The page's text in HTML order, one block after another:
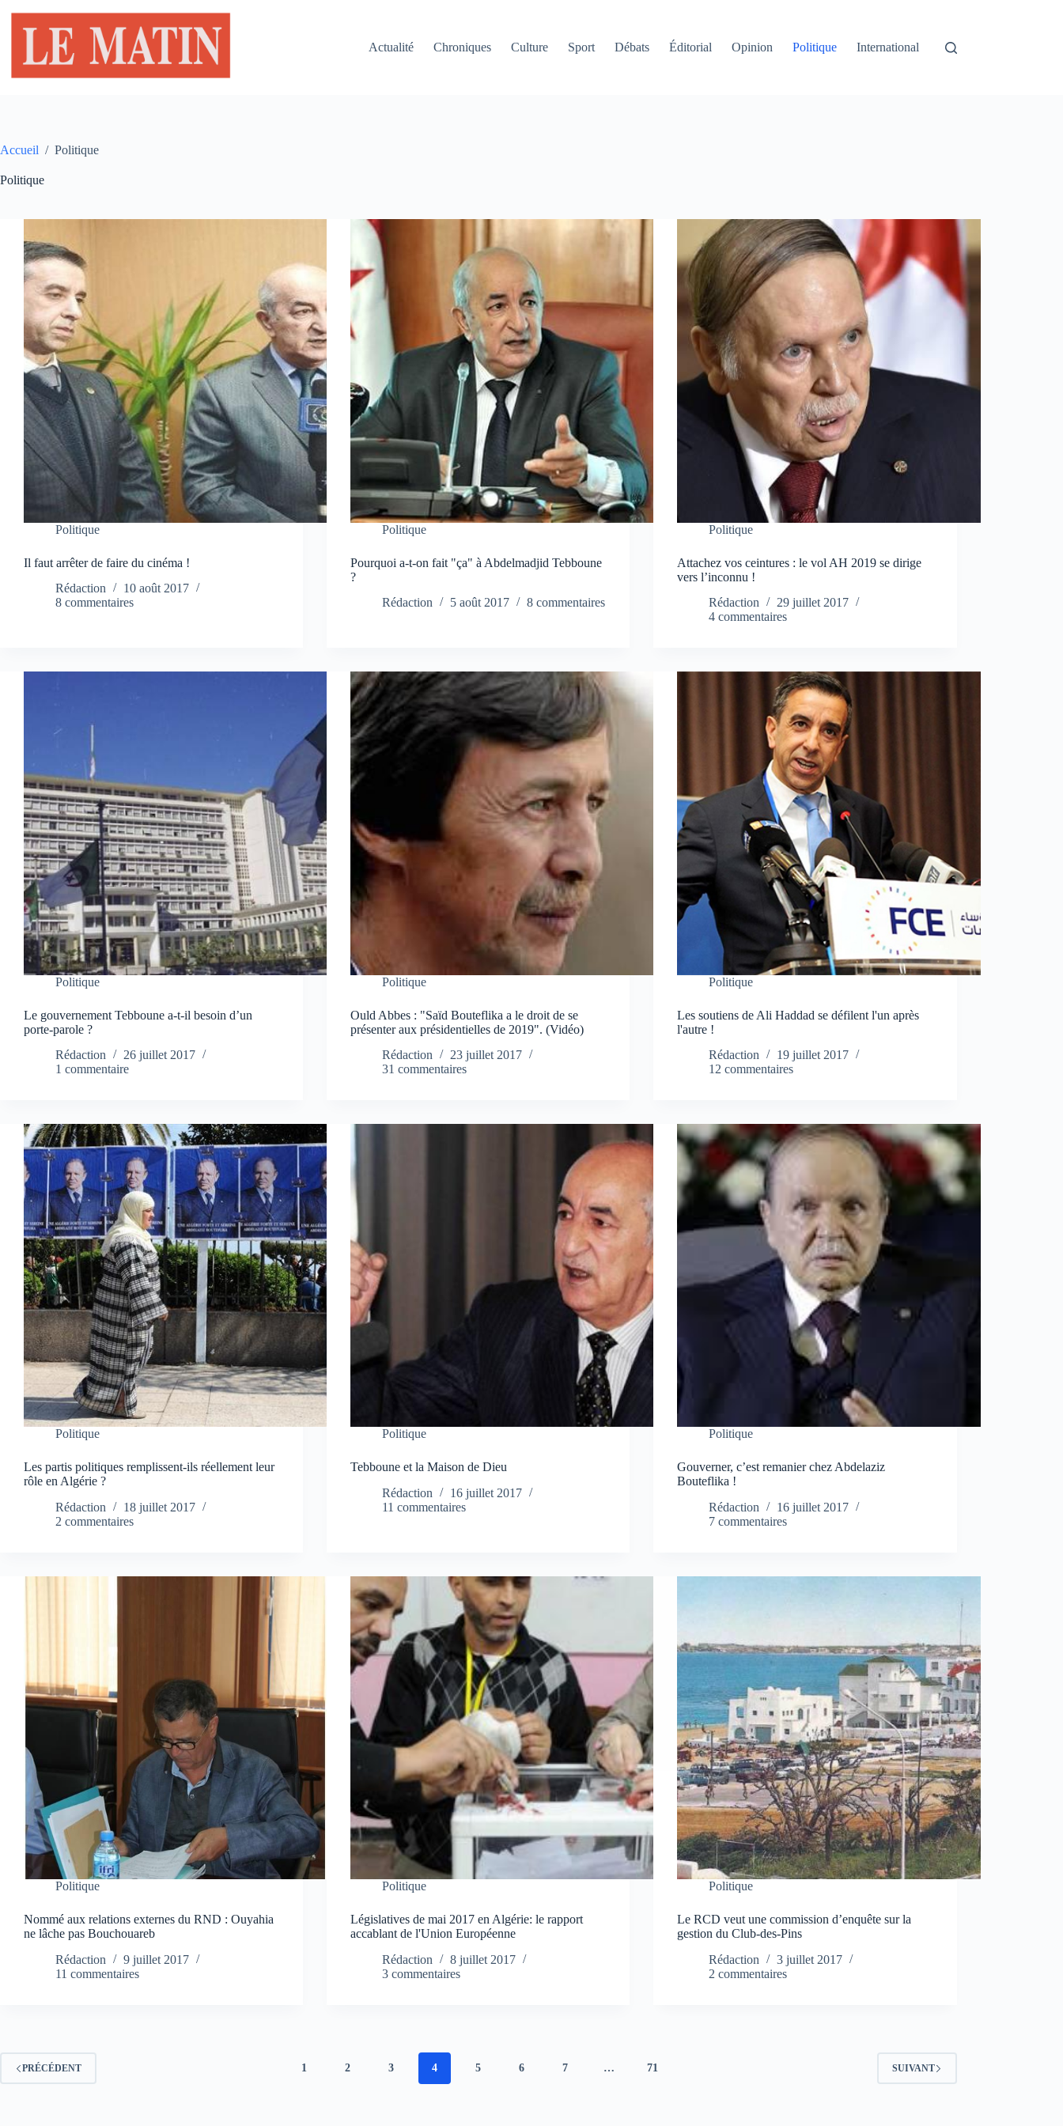
contenu
Actualité
Chroniques Culture Sport Débats Éditorial Opinion Politique International
Accueil / Politique
Politique
Politique
Il faut arrêter de faire du cinéma !
Rédaction
10 août 2017
8 commentaires
Politique
Pourquoi a-t-on fait "ça" à Abdelmadjid Tebboune
?
Rédaction
5 août 2017 8 commentaires
Politique
Attachez vos ceintures : le vol AH 2019 se dirige
vers l’inconnu !
Rédaction
29 juillet 2017
4 commentaires
Politique
Le gouvernement Tebboune a-t-il besoin d’un
porte-parole ?
Rédaction
26 juillet 2017
1 commentaire
Politique
Ould Abbes : "Saïd Bouteflika a le droit de se
présenter aux présidentielles de 2019". (Vidéo)
Rédaction
23 juillet 2017
31 commentaires
Politique
Les soutiens de Ali Haddad se défilent l'un après
l'autre !
Rédaction
19 juillet 2017
12 commentaires
Politique
Les partis politiques remplissent-ils réellement leur
rôle en Algérie ?
Rédaction
18 juillet 2017
2 commentaires
Politique
Tebboune et la Maison de Dieu
Rédaction
16 juillet 2017
11 commentaires
Politique
Gouverner, c’est remanier chez Abdelaziz
Bouteflika !
Rédaction
16 juillet 2017
7 commentaires
Politique
Nommé aux relations externes du RND : Ouyahia
ne lâche pas Bouchouareb
Rédaction
9 juillet 2017
11 commentaires
Politique
Législatives de mai 2017 en Algérie: le rapport
accablant de l'Union Européenne
Rédaction
8 juillet 2017
3 commentaires
Politique
Le RCD veut une commission d’enquête sur la
gestion du Club-des-Pins
Rédaction
3 juillet 2017
2 commentaires
PRÉCÉDENT 1 2 3 4 5 6 7 … 71 SUIVANT